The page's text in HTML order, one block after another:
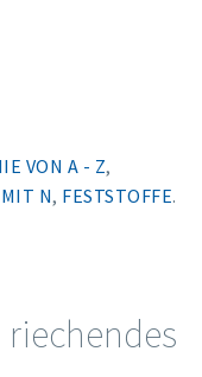
VON A - Z,
N, FESTSTOFFE.